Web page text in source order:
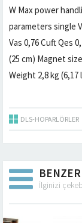
W Max power
parameters single
Vas 0,76 Cuft Qes
(25 cm) Magnet
Weight 2,8 kg (6,17
DLS-HOPARLÖRLER
İlginizi